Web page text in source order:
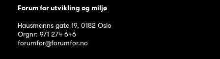
Forum for utvikling og miljø
Hausmanns gate 19, 0182 Oslo
Orgnr: 971 274 646
forumfor@forumfor.no